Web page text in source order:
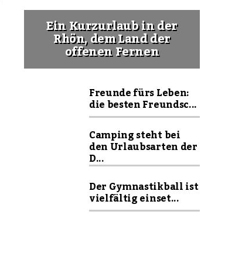
Ein Kurzurlaub in der
Rhön, dem Land der
offenen Fernen
Freunde fürs Leben:
die besten Freundsc...
Camping steht bei
den Urlaubsarten der
D...
Der Gymnastikball ist
vielfältig einset...